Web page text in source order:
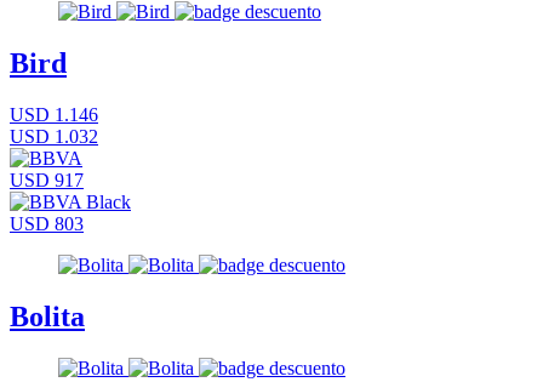
Bird
USD 1.146
USD 1.032
USD 917
USD 803
Bolita